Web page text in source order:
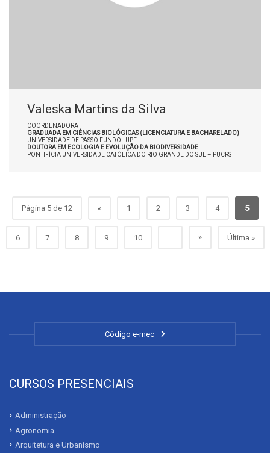
Valeska Martins da Silva
COORDENADORA
GRADUADA EM CIÊNCIAS BIOLÓGICAS (LICENCIATURA E BACHARELADO)
UNIVERSIDADE DE PASSO FUNDO - UPF
DOUTORA EM ECOLOGIA E EVOLUÇÃO DA BIODIVERSIDADE
PONTIFÍCIA UNIVERSIDADE CATÓLICA DO RIO GRANDE DO SUL – PUCRS
Página 5 de 12 « 1 2 3 4 5
6 7 8 9 10 ... » Última »
Código e-mec
CURSOS PRESENCIAIS
Administração
Agronomia
Arquitetura e Urbanismo